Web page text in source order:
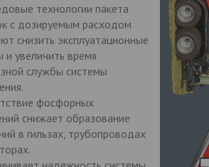
технологии пакета
с дозируемым расходом
снизить эксплуатационные
и увеличить время
службы системы
фосфорных
снижает образование
в гильзах, трубопроводах